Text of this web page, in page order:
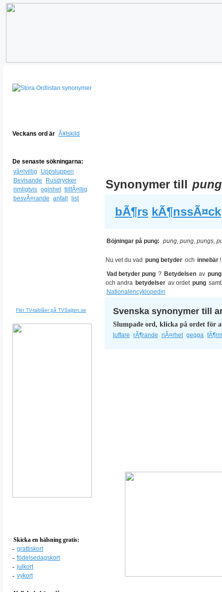
Veckans ord är Ã¥tskild
De senaste sökningarna:
vã¤lvillig
Uppsluppen
Bevisande
Rusdrycker
rimligtvis oginhet tillfÃ¤llig
besvÃ¤rande anfall list
Fler TV-tablåer på TVSajten.se
Skicka en hälsning gratis:
- grattiskort
- födelsedagskort
- julkort
- vykort
Synonymer till pung
bÃ¶rs kÃ¶nssÃ¤ck
Böjningar på pung: pung, pung, pungs,
Nu vet du vad pung betyder och innebär !
Vad betyder pung ? Betydelsen av pung
och andra betydelser av ordet pung
Nationalencyklopedin
Svenska synonymer till
Slumpade ord, klicka på ordet för
luffare rÃ¶rande nÃ¤rhet gegga